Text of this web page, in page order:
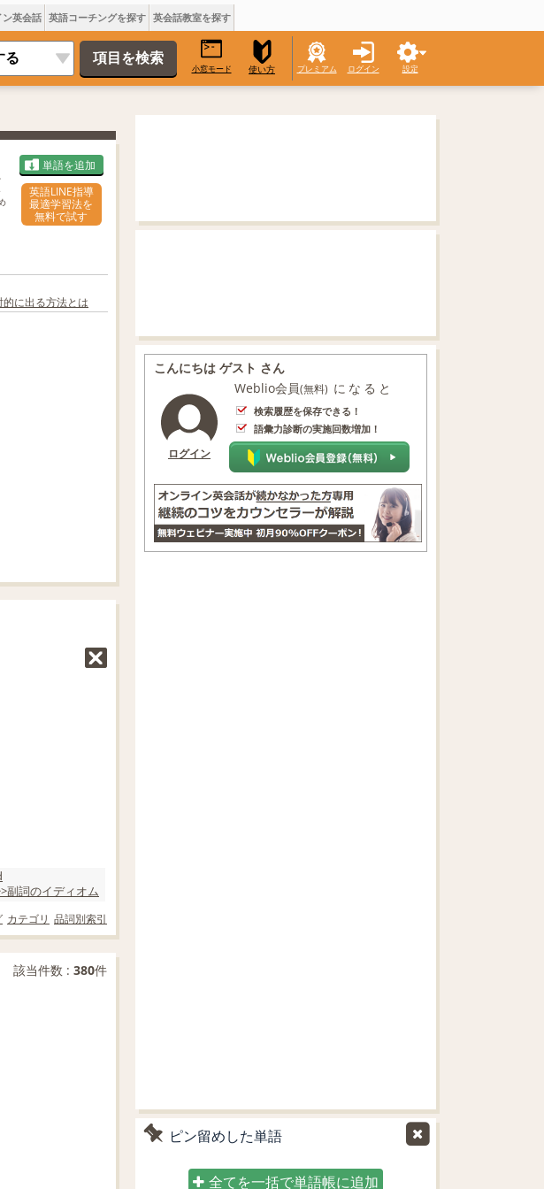
ン英会話 英語コーチングを探す 英会話教室を探す
小窓モード 使い方 プレミアム ログイン 設定
単語を追加
英語LINE指導
最適学習法を
無料で試す
に出る方法とは
副詞のイディオム
カテゴリ 品詞別索引
該当件数 : 380件
こんにちは ゲスト さん
ログイン
Weblio会員(無料) になると
検索履歴を保存できる！
語彙力診断の実施回数増加！
ピン留めした単語
全てを一括で単語帳に追加